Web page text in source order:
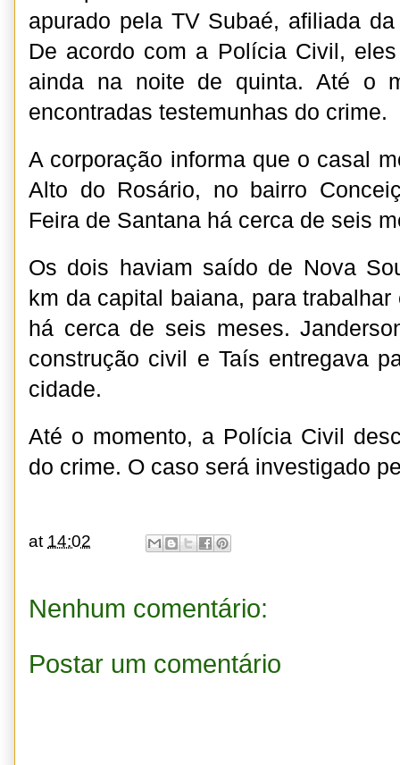
apurado pela TV Subaé, afiliada
De acordo com a Polícia Civil,
ainda na noite de quinta. Até o
encontradas testemunhas do crime.
A corporação informa que o casal
Alto do Rosário, no bairro
Feira de Santana há cerca de seis
Os dois haviam saído de Nova
km da capital baiana, para
há cerca de seis meses.
construção civil e Taís entregava
cidade.
Até o momento, a Polícia Civil
do crime. O caso será investigado
at 14:02
Nenhum comentário:
Postar um comentário